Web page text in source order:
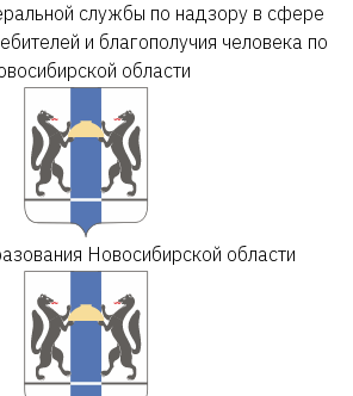
службы по надзору в сфере
и благополучия человека по
области
Новосибирской области